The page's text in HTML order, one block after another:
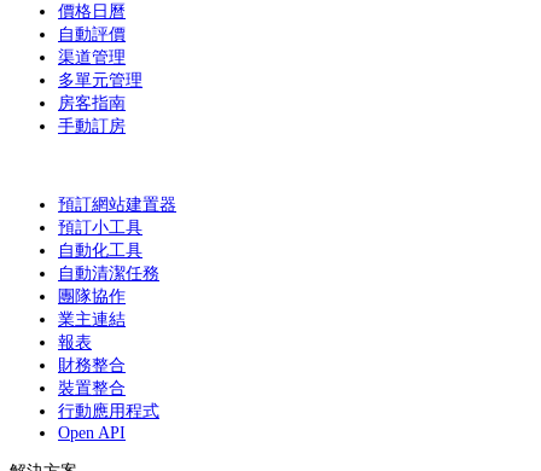
價格日曆
自動評價
渠道管理
多單元管理
房客指南
手動訂房
預訂網站建置器
預訂小工具
自動化工具
自動清潔任務
團隊協作
業主連結
報表
財務整合
裝置整合
行動應用程式
Open API